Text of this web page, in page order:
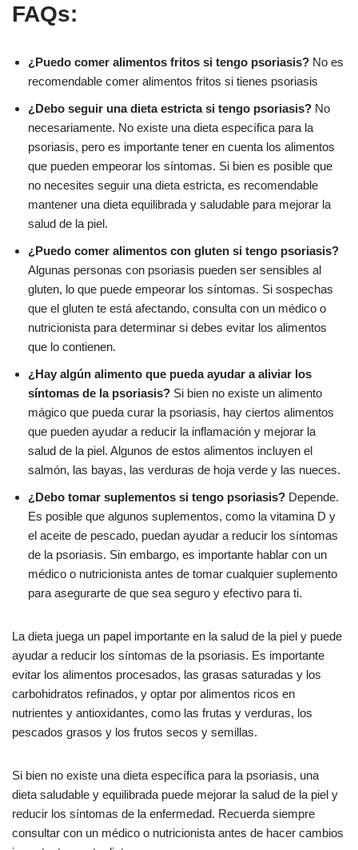
FAQs:
¿Puedo comer alimentos fritos si tengo psoriasis? No es
recomendable comer alimentos fritos si tienes psoriasis
¿Debo seguir una dieta estricta si tengo psoriasis? No
necesariamente. No existe una dieta específica para la
psoriasis, pero es importante tener en cuenta los alimentos
que pueden empeorar los síntomas. Si bien es posible que
no necesites seguir una dieta estricta, es recomendable
mantener una dieta equilibrada y saludable para mejorar la
salud de la piel.
¿Puedo comer alimentos con gluten si tengo psoriasis?
Algunas personas con psoriasis pueden ser sensibles al
gluten, lo que puede empeorar los síntomas. Si sospechas
que el gluten te está afectando, consulta con un médico o
nutricionista para determinar si debes evitar los alimentos
que lo contienen.
¿Hay algún alimento que pueda ayudar a aliviar los
síntomas de la psoriasis? Si bien no existe un alimento
mágico que pueda curar la psoriasis, hay ciertos alimentos
que pueden ayudar a reducir la inflamación y mejorar la
salud de la piel. Algunos de estos alimentos incluyen el
salmón, las bayas, las verduras de hoja verde y las nueces.
¿Debo tomar suplementos si tengo psoriasis? Depende.
Es posible que algunos suplementos, como la vitamina D y
el aceite de pescado, puedan ayudar a reducir los síntomas
de la psoriasis. Sin embargo, es importante hablar con un
médico o nutricionista antes de tomar cualquier suplemento
para asegurarte de que sea seguro y efectivo para ti.
La dieta juega un papel importante en la salud de la piel y puede
ayudar a reducir los síntomas de la psoriasis. Es importante
evitar los alimentos procesados, las grasas saturadas y los
carbohidratos refinados, y optar por alimentos ricos en
nutrientes y antioxidantes, como las frutas y verduras, los
pescados grasos y los frutos secos y semillas.
Si bien no existe una dieta específica para la psoriasis, una
dieta saludable y equilibrada puede mejorar la salud de la piel y
reducir los síntomas de la enfermedad. Recuerda siempre
consultar con un médico o nutricionista antes de hacer cambios